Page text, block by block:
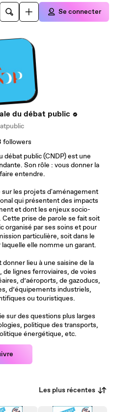
Se connecter
du débat public
followers
débat public (CNDP) est une
Son rôle : vous donner la
entendre.
sur les projets d'aménagement
qui présentent des impacts
et dont les enjeux socio-
prise de parole se fait soit
organisé par ses soins et pour
particulière, soit dans le
elle nomme un garant.
lieu à une saisine de la
de lignes ferroviaires, de voies
d’aéroports, de gazoducs,
d’équipements industriels,
ou touristiques.
sur des questions plus larges
politique des transports,
énergétique, etc.
Les plus récentes